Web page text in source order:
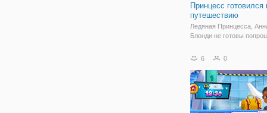
Принцесс готовился
путешествию
Ледяная Принцесса,
Блонди не готовы
тропических
Девушки должны
летние платья,
крем и очки, и
6 0